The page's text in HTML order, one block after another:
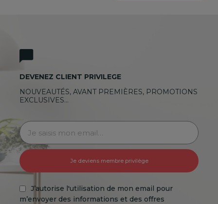
DEVENEZ CLIENT PRIVILEGE
NOUVEAUTÉS, AVANT PREMIÈRES, PROMOTIONS
EXCLUSIVES…
Je deviens membre privilège
J’autorise l'utilisation de mon email pour
m’envoyer des informations et des offres